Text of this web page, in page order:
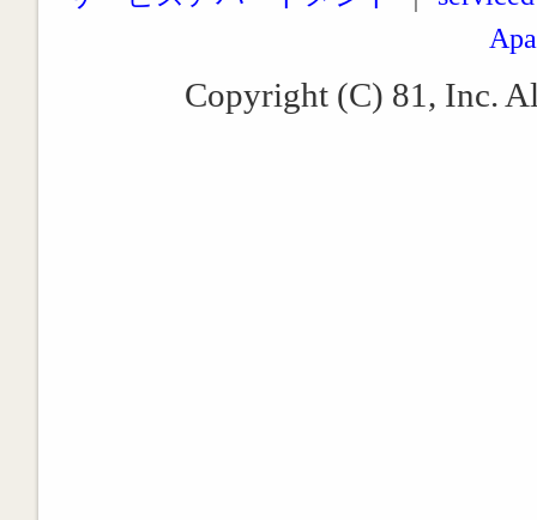
Copyright (C) 81, Inc.